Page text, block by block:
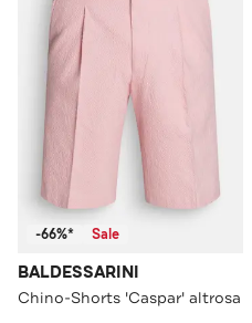
-66%* Sale
BALDESSARINI
Chino-Shorts 'Caspar' altrosa